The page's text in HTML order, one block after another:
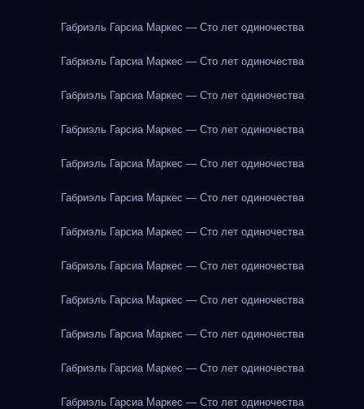
Габриэль Гарсиа Маркес — Сто лет одиночества
Габриэль Гарсиа Маркес — Сто лет одиночества
Габриэль Гарсиа Маркес — Сто лет одиночества
Габриэль Гарсиа Маркес — Сто лет одиночества
Габриэль Гарсиа Маркес — Сто лет одиночества
Габриэль Гарсиа Маркес — Сто лет одиночества
Габриэль Гарсиа Маркес — Сто лет одиночества
Габриэль Гарсиа Маркес — Сто лет одиночества
Габриэль Гарсиа Маркес — Сто лет одиночества
Габриэль Гарсиа Маркес — Сто лет одиночества
Габриэль Гарсиа Маркес — Сто лет одиночества
Габриэль Гарсиа Маркес — Сто лет одиночества